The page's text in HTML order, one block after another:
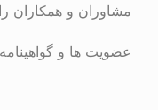
و همکاران رایان راهبرد
و گواهینامه ها